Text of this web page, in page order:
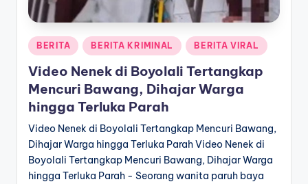
r
k
n
Posted
in
BERITA BERITA KRIMINAL BERITA VIRAL
Video Nenek di Boyolali Tertangkap
Mencuri Bawang, Dihajar Warga
hingga Terluka Parah
Video Nenek di Boyolali Tertangkap Mencuri Bawang,
Dihajar Warga hingga Terluka Parah Video Nenek di
Boyolali Tertangkap Mencuri Bawang, Dihajar Warga
hingga Terluka Parah - Seorang wanita paruh baya